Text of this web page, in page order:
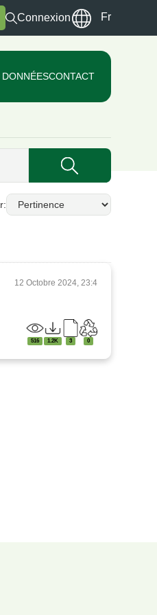
Connexion Fr
CONTACT
12 Octobre 2024, 23:4
516 1.2K 3 0